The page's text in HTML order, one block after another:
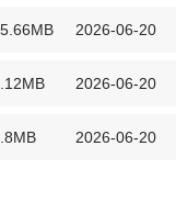
2026-06-20
2026-06-20
2026-06-20